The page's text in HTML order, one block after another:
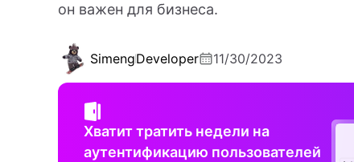
он важен для бизнеса.
SimengDeveloper 11/30/2023
Хватит тратить недели на
аутентификацию пользователей